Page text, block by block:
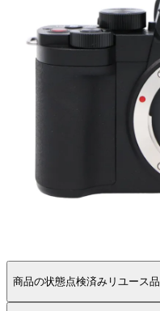
商品の状態点検済みリユース品